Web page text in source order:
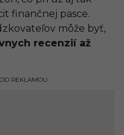
finančnej pasce.
môže byť,
recenzií až
REKLAMOU